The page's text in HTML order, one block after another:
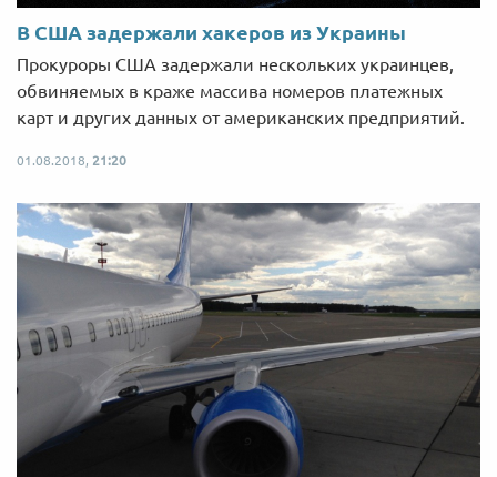
В США задержали хакеров из Украины
Прокуроры США задержали нескольких украинцев,
обвиняемых в краже массива номеров платежных
карт и других данных от американских предприятий.
01.08.2018, 21:20